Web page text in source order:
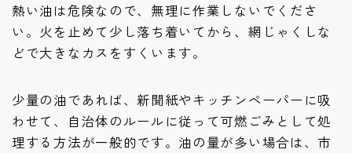
熱い油は危険なので、無理に作業しないでくださ
い。火を止めて少し落ち着いてから、網じゃくしな
どで大きなカスをすくいます。
少量の油であれば、新聞紙やキッチンペーパーに吸
わせて、自治体のルールに従って可燃ごみとして処
理する方法が一般的です。油の量が多い場合は、市